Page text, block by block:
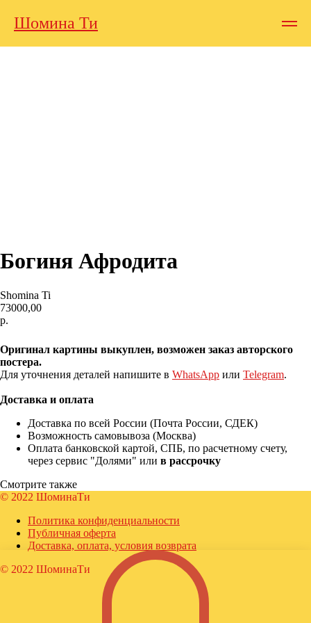
Шомина Ти
Богиня Афродита
Shomina Ti
73000,00
р.
Оригинал картины выкуплен, возможен заказ авторского
постера.
Для уточнения деталей напишите в WhatsApp или Telegram.
Доставка и оплата
Доставка по всей России (Почта России, СДЕК)
Возможность самовывоза (Москва)
Оплата банковской картой, СПБ, по расчетному счету,
через сервис "Долями" или в рассрочку
Смотрите также
© 2022 ШоминаТи
Политика конфиденциальности
Публичная оферта
Доставка, оплата, условия возврата
© 2022 ШоминаТи